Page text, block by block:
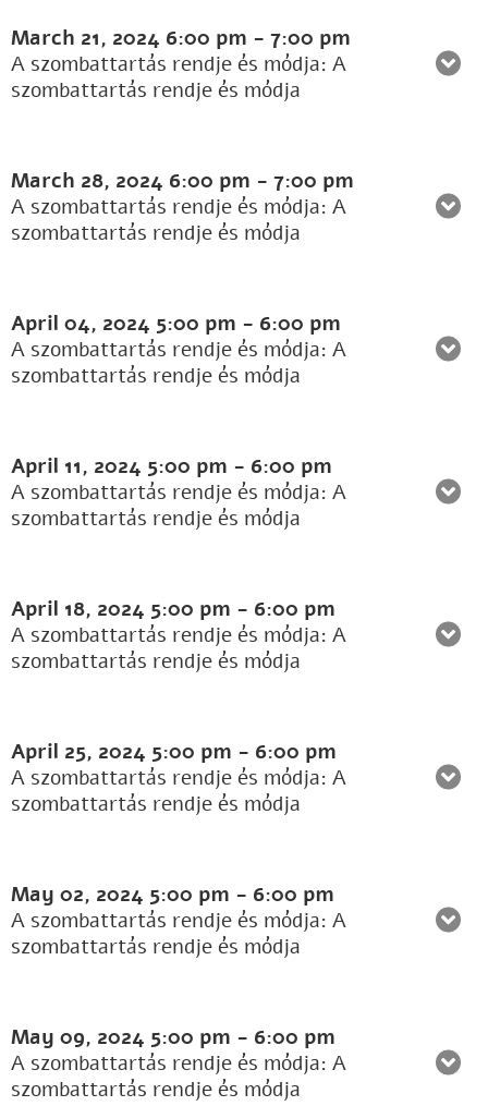
March 21, 2024 6:00 pm - 7:00 pm
A szombattartás rendje és módja: A
szombattartás rendje és módja
March 28, 2024 6:00 pm - 7:00 pm
A szombattartás rendje és módja: A
szombattartás rendje és módja
April 04, 2024 5:00 pm - 6:00 pm
A szombattartás rendje és módja: A
szombattartás rendje és módja
April 11, 2024 5:00 pm - 6:00 pm
A szombattartás rendje és módja: A
szombattartás rendje és módja
April 18, 2024 5:00 pm - 6:00 pm
A szombattartás rendje és módja: A
szombattartás rendje és módja
April 25, 2024 5:00 pm - 6:00 pm
A szombattartás rendje és módja: A
szombattartás rendje és módja
May 02, 2024 5:00 pm - 6:00 pm
A szombattartás rendje és módja: A
szombattartás rendje és módja
May 09, 2024 5:00 pm - 6:00 pm
A szombattartás rendje és módja: A
szombattartás rendje és módja